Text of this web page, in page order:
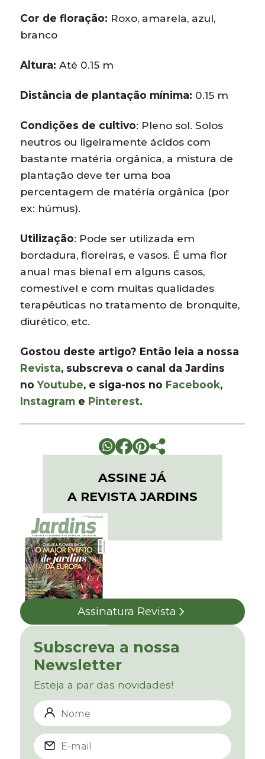
Cor de floração: Roxo, amarela, azul,
branco
Altura:Até 0.15 m
Distância de plantação mínima: 0.15 m
Condições de cultivo: Pleno sol. Solos
neutros ou ligeiramente ácidos com
bastante matéria orgânica, a mistura de
plantação deve ter uma boa
percentagem de matéria orgânica (por
ex: húmus).
Utilização: Pode ser utilizada em
bordadura, floreiras, e vasos. É uma flor
anual mas bienal em alguns casos,
comestível e com muitas qualidades
terapêuticas no tratamento de bronquite,
diurético, etc.
Gostou deste artigo? Então leia a nossa
Revista, subscreva o canal da Jardins
noYoutube, e siga-nos no Facebook,
Instagram e Pinterest.
ASSINE JÁ
A REVISTA JARDINS
Assinatura Revista
Subscreva a nossa
Newsletter
Esteja a par das novidades!